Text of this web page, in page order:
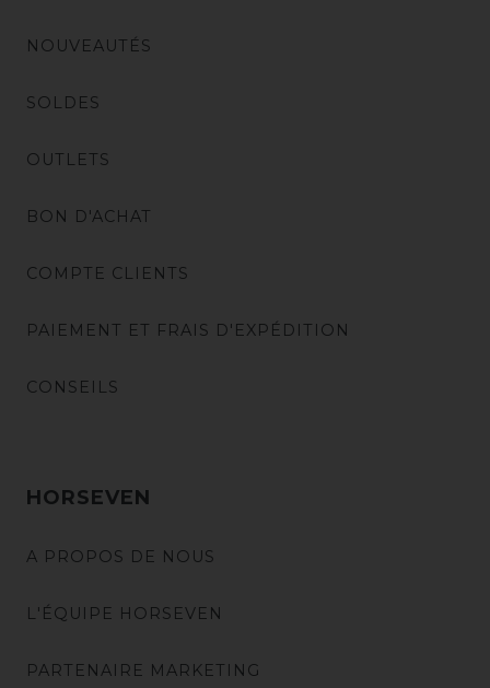
NOUVEAUTÉS
SOLDES
OUTLETS
BON D'ACHAT
COMPTE CLIENTS
PAIEMENT ET FRAIS D'EXPÉDITION
CONSEILS
HORSEVEN
A PROPOS DE NOUS
L'ÉQUIPE HORSEVEN
PARTENAIRE MARKETING